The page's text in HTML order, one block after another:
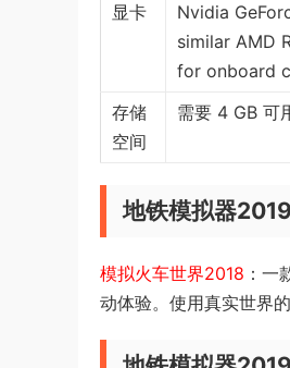
显卡
Nvidia
similar AMD
for onboard
存储
空间
需要 4 GB 可
地铁模拟器
模拟火车世界2018 ：
动体验。使用真实世界